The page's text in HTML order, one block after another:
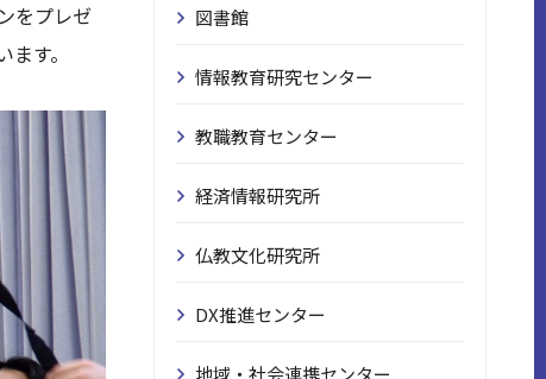
をプレゼ
す。
図書館
情報教育研究センター
教職教育センター
経済情報研究所
仏教文化研究所
DX推進センター
地域・社会連携センター